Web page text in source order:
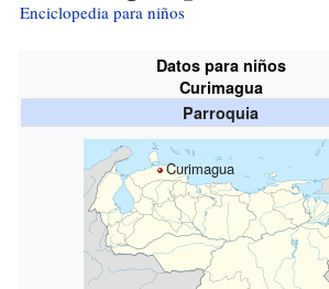
Enciclopedia para niños
Datos para niños
Curimagua
Parroquia
Curimagua